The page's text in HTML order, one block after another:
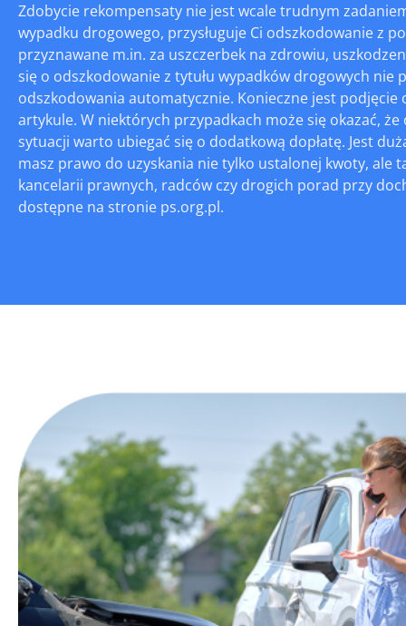
Zdobycie rekompensaty nie jest wcale trudnym
wypadku drogowego, przysługuje Ci odszkodowanie z
przyznawane m.in. za uszczerbek na zdrowiu,
się o odszkodowanie z tytułu wypadków drogowych nie
odszkodowania automatycznie. Konieczne jest
artykule. W niektórych przypadkach może się okazać,
sytuacji warto ubiegać się o dodatkową dopłatę. Jest
masz prawo do uzyskania nie tylko ustalonej kwoty, ale
kancelarii prawnych, radców czy drogich porad przy
dostępne na stronie ps.org.pl.